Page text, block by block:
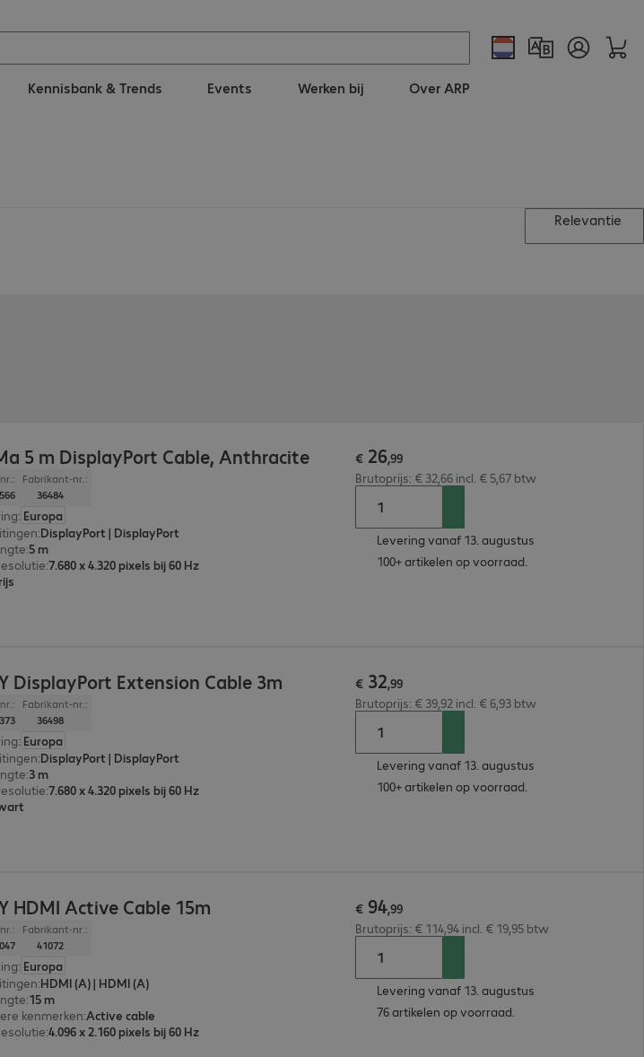
Kennisbank & Trends Events Werken bij Over ARP
Relevantie
5 m DisplayPort Cable, Anthracite
Fabrikant-nr.:
36484
: Europa
:DisplayPort | DisplayPort
:5 m
:7.680 x 4.320 pixels bij 60 Hz
€ 26,99
Brutoprijs: € 32,66 incl. € 5,67 btw
Levering vanaf 13. augustus
100+ artikelen op voorraad.
DisplayPort Extension Cable 3m
Fabrikant-nr.:
36498
: Europa
:DisplayPort | DisplayPort
:3 m
:7.680 x 4.320 pixels bij 60 Hz
€ 32,99
Brutoprijs: € 39,92 incl. € 6,93 btw
Levering vanaf 13. augustus
100+ artikelen op voorraad.
HDMI Active Cable 15m
Fabrikant-nr.:
41072
: Europa
:HDMI (A) | HDMI (A)
:15 m
kenmerken:Active cable
:4.096 x 2.160 pixels bij 60 Hz
€ 94,99
Brutoprijs: € 114,94 incl. € 19,95 btw
Levering vanaf 13. augustus
76 artikelen op voorraad.